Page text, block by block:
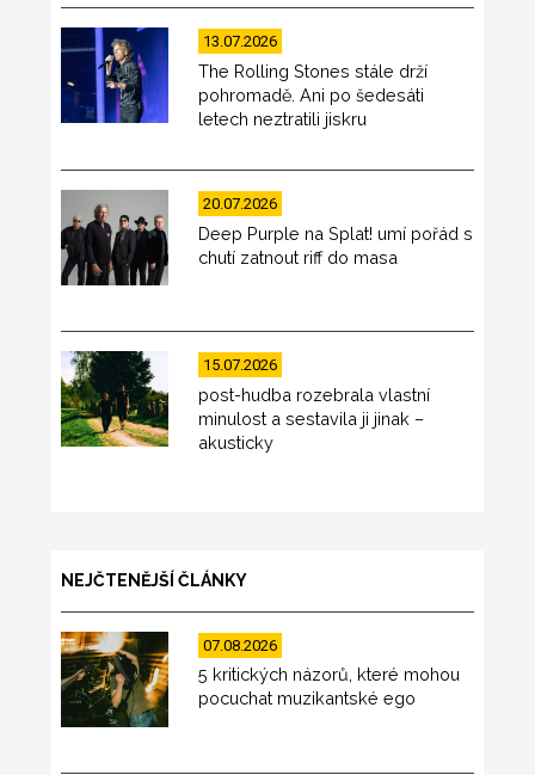
13.07.2026
The Rolling Stones stále drží
pohromadě. Ani po šedesáti
letech neztratili jiskru
20.07.2026
Deep Purple na Splat! umí pořád s
chutí zatnout riff do masa
15.07.2026
post-hudba rozebrala vlastní
minulost a sestavila ji jinak –
akusticky
NEJČTENĚJŠÍ ČLÁNKY
07.08.2026
5 kritických názorů, které mohou
pocuchat muzikantské ego